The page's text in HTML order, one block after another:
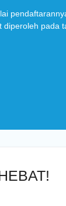
diperoleh pada